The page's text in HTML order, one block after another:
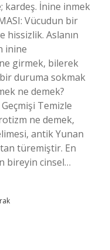
kardeş. İnine inmek
Vücudun bir
hissizlik. Aslanın
inine
girmek, bilerek
duruma sokmak
ne demek?
Geçmişi Temizle
ne demek,
antik Yunan
türemiştir. En
bireyin cinsel…